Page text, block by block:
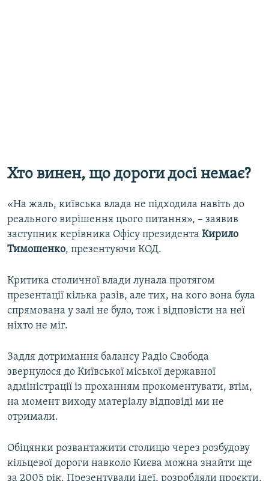
Хто винен, що дороги досі немає?
«На жаль, київська влада не підходила навіть до
реального вирішення цього питання», – заявив
заступник керівника Офісу президента Кирило
Тимошенко, презентуючи КОД.
Критика столичної влади лунала протягом
презентації кілька разів, але тих, на кого вона була
спрямована у залі не було, тож і відповісти на неї
ніхто не міг.
Задля дотримання балансу Радіо Свобода
звернулося до Київської міської державної
адміністрації із проханням прокоментувати, втім,
на момент виходу матеріалу відповіді ми не
отримали.
Обіцянки розвантажити столицю через розбудову
кільцевої дороги навколо Києва можна знайти ще
за 2005 рік. Презентували ідеї, розробляли проєкти,